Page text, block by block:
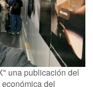
una publicación del
del